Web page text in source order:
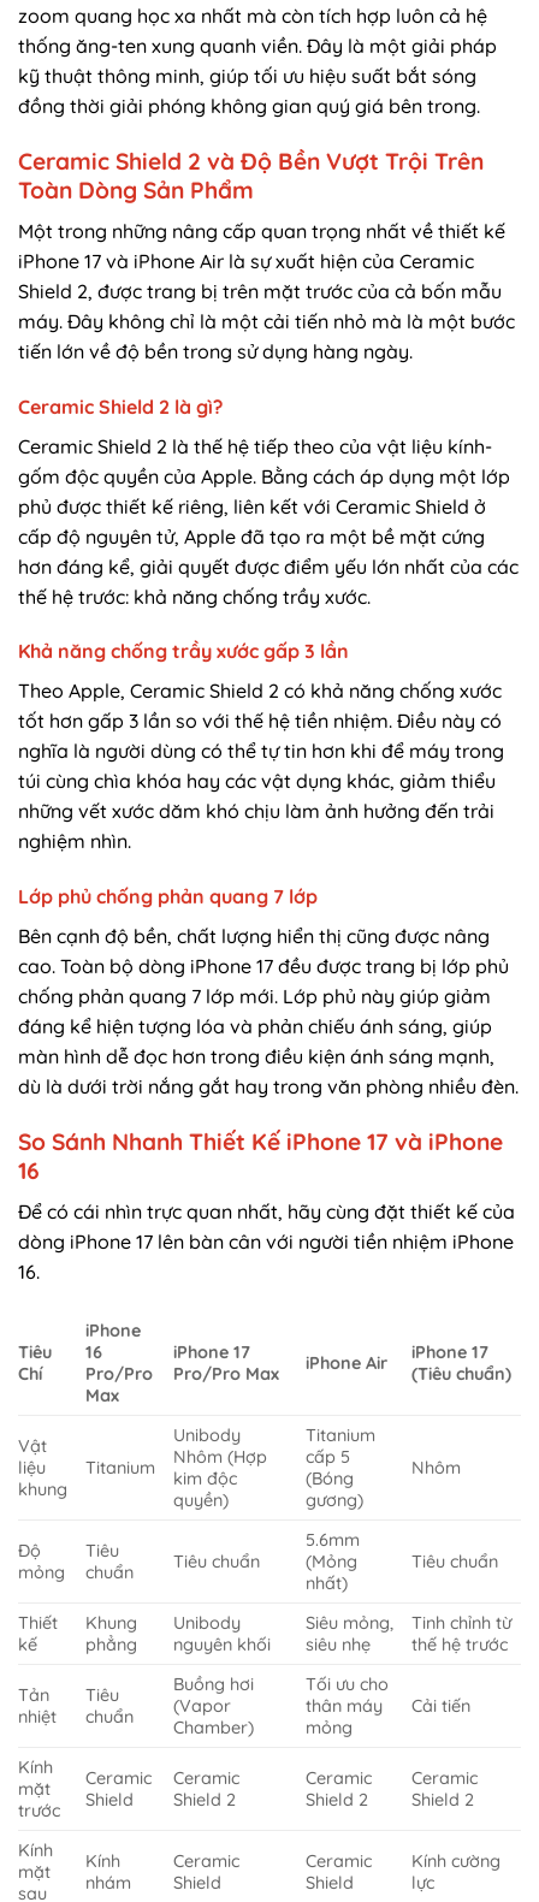
zoom quang học xa nhất mà còn tích hợp luôn cả hệ
thống ăng-ten xung quanh viền. Đây là một giải pháp
kỹ thuật thông minh, giúp tối ưu hiệu suất bắt sóng
đồng thời giải phóng không gian quý giá bên trong.
Ceramic Shield 2 và Độ Bền Vượt Trội Trên
Toàn Dòng Sản Phẩm
Một trong những nâng cấp quan trọng nhất về thiết kế
iPhone 17 và iPhone Air là sự xuất hiện của Ceramic
Shield 2, được trang bị trên mặt trước của cả bốn mẫu
máy. Đây không chỉ là một cải tiến nhỏ mà là một bước
tiến lớn về độ bền trong sử dụng hàng ngày.
Ceramic Shield 2 là gì?
Ceramic Shield 2 là thế hệ tiếp theo của vật liệu kính-
gốm độc quyền của Apple. Bằng cách áp dụng một lớp
phủ được thiết kế riêng, liên kết với Ceramic Shield ở
cấp độ nguyên tử, Apple đã tạo ra một bề mặt cứng
hơn đáng kể, giải quyết được điểm yếu lớn nhất của các
thế hệ trước: khả năng chống trầy xước.
Khả năng chống trầy xước gấp 3 lần
Theo Apple, Ceramic Shield 2 có khả năng chống xước
tốt hơn gấp 3 lần so với thế hệ tiền nhiệm. Điều này có
nghĩa là người dùng có thể tự tin hơn khi để máy trong
túi cùng chìa khóa hay các vật dụng khác, giảm thiểu
những vết xước dăm khó chịu làm ảnh hưởng đến trải
nghiệm nhìn.
Lớp phủ chống phản quang 7 lớp
Bên cạnh độ bền, chất lượng hiển thị cũng được nâng
cao. Toàn bộ dòng iPhone 17 đều được trang bị lớp phủ
chống phản quang 7 lớp mới. Lớp phủ này giúp giảm
đáng kể hiện tượng lóa và phản chiếu ánh sáng, giúp
màn hình dễ đọc hơn trong điều kiện ánh sáng mạnh,
dù là dưới trời nắng gắt hay trong văn phòng nhiều đèn.
So Sánh Nhanh Thiết Kế iPhone 17 và iPhone
16
Để có cái nhìn trực quan nhất, hãy cùng đặt thiết kế của
dòng iPhone 17 lên bàn cân với người tiền nhiệm iPhone
16.
Tiêu
Chí
iPhone
16
Pro/Pro
Max
iPhone 17
Pro/Pro Max
iPhone Air
iPhone 17
(Tiêu chuẩn)
Vật
liệu
khung
Titanium
Unibody
Nhôm (Hợp
kim độc
quyền)
Titanium
cấp 5
(Bóng
gương)
Nhôm
Độ
mỏng
Tiêu
chuẩn
Tiêu chuẩn
5.6mm
(Mỏng
nhất)
Tiêu chuẩn
Thiết
kế
Khung
phẳng
Unibody
nguyên khối
Siêu mỏng,
siêu nhẹ
Tinh chỉnh từ
thế hệ trước
Tản
nhiệt
Tiêu
chuẩn
Buồng hơi
(Vapor
Chamber)
Tối ưu cho
thân máy
mỏng
Cải tiến
Kính
mặt
trước
Ceramic
Shield
Ceramic
Shield 2
Ceramic
Shield 2
Ceramic
Shield 2
Kính
mặt
sau
Kính
nhám
Ceramic
Shield
Ceramic
Shield
Kính cường
lực